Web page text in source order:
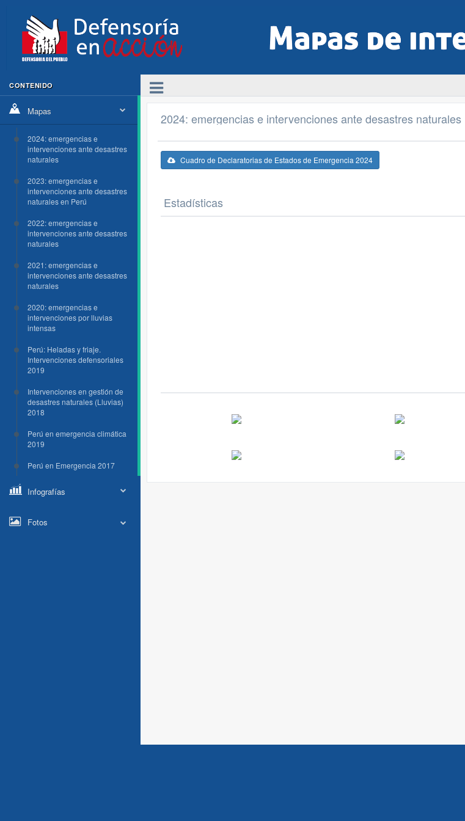
CONTENIDO
Mapas
2024: emergencias e
intervenciones ante desastres
naturales
2023: emergencias e
intervenciones ante desastres
naturales en Perú
2022: emergencias e
intervenciones ante desastres
naturales
2021: emergencias e
intervenciones ante desastres
naturales
2020: emergencias e
intervenciones por lluvias
intensas
Perú: Heladas y friaje.
Intervenciones defensoriales
2019
Intervenciones en gestión de
desastres naturales (Lluvias)
2018
Perú en emergencia climática
2019
Perú en Emergencia 2017
Infografías
Fotos
2024: emergencias e intervenciones ante desastres naturales
Cuadro de Declaratorias de Estados de Emergencia 2024
Estadísticas